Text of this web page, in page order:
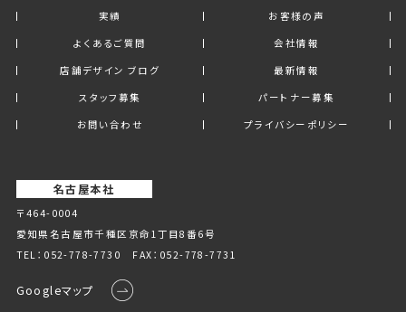
実績
お客様の声
よくあるご質問
会社情報
店舗デザイン ブログ
最新情報
スタッフ募集
パートナー募集
お問い合わせ
プライバシーポリシー
名古屋本社
〒464-0004
愛知県名古屋市千種区京命1丁⽬8番6号
TEL： 052-778-7730 FAX：052-778-7731
Googleマップ